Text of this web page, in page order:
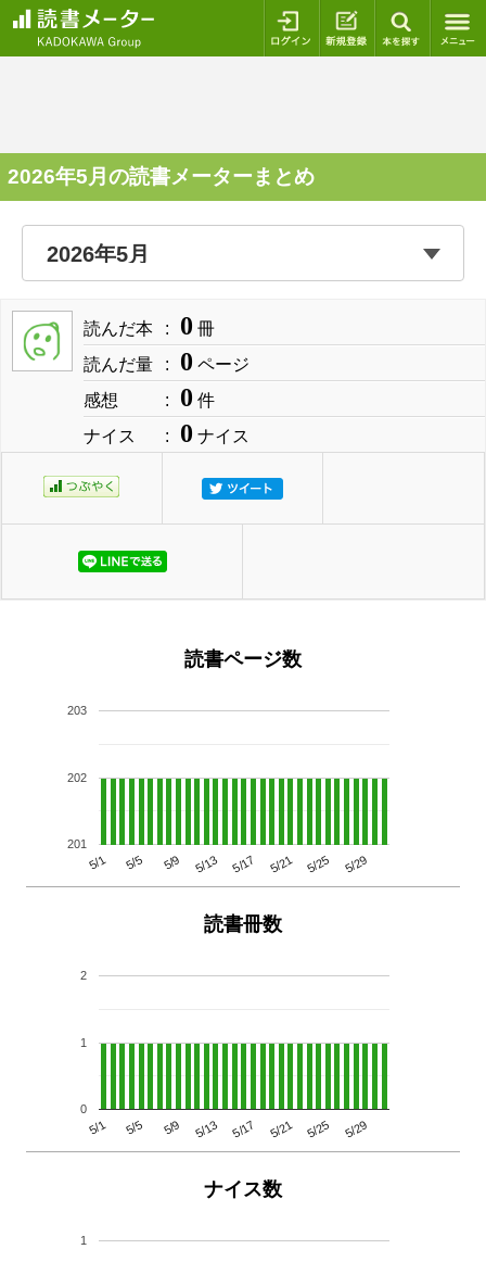
ログイン 新規登録
2026年5月の読書メーターまとめ
読んだ本 0 冊
読んだ量
0 ページ
感想
0 件
ナイス
0 ナイス
読書ページ数
5/1 5/5 5/9 5/13 5/17 5/21 5/25 5/29
201
202
203
読書冊数
5/1 5/5 5/9 5/13 5/17 5/21 5/25 5/29
0
1
2
ナイス数
1